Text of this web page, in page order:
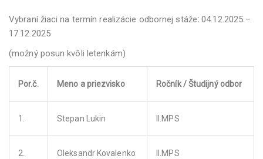
Vybraní žiaci na termín realizácie odbornej stáže:04.12.2025 –
17.12.2025
(možný posun kvôli letenkám)
Por.č. Meno a priezvisko Ročník / Študijný odbor
1. Stepan Lukin II.MPS
2. Oleksandr Kovalenko II.MPS